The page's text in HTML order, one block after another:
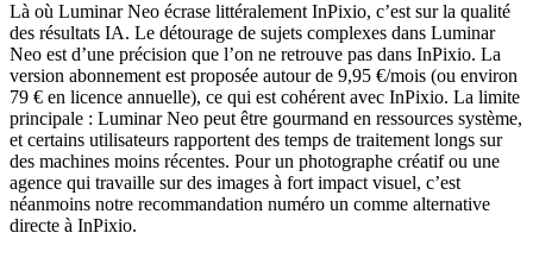
Là où Luminar Neo écrase littéralement InPixio, c’est sur la qualité
des résultats IA. Le détourage de sujets complexes dans Luminar
Neo est d’une précision que l’on ne retrouve pas dans InPixio. La
version abonnement est proposée autour de 9,95 €/mois (ou environ
79 € en licence annuelle), ce qui est cohérent avec InPixio. La limite
principale : Luminar Neo peut être gourmand en ressources système,
et certains utilisateurs rapportent des temps de traitement longs sur
des machines moins récentes. Pour un photographe créatif ou une
agence qui travaille sur des images à fort impact visuel, c’est
néanmoins notre recommandation numéro un comme alternative
directe à InPixio.